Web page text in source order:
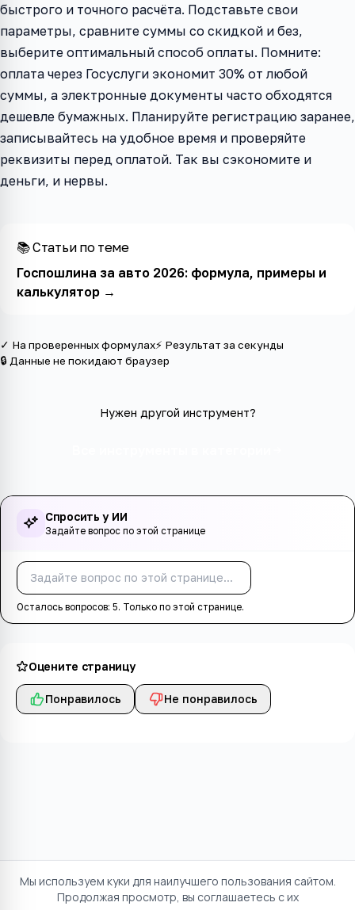
быстрого и точного расчёта. Подставьте свои
параметры, сравните суммы со скидкой и без,
выберите оптимальный способ оплаты. Помните:
оплата через Госуслуги экономит 30% от любой
суммы, а электронные документы часто обходятся
дешевле бумажных. Планируйте регистрацию заранее,
записывайтесь на удобное время и проверяйте
реквизиты перед оплатой. Так вы сэкономите и
деньги, и нервы.
📚 Статьи по теме
Госпошлина за авто 2026: формула, примеры и
калькулятор→
✓ На проверенных формулах⚡ Результат за секунды
🔒 Данные не покидают браузер
Нужен другой инструмент?
Спросить у ИИ
Задайте вопрос по этой странице
Осталось вопросов: 5. Только по этой странице.
Оцените страницу
Понравилось Не понравилось
Мы используем куки для наилучшего пользования сайтом.
Продолжая просмотр, вы соглашаетесь с их